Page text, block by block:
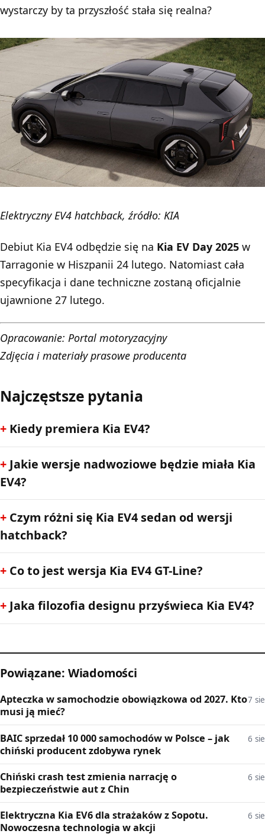
wystarczy by ta przyszłość stała się realna?
Elektryczny EV4 hatchback, źródło: KIA
Debiut Kia EV4 odbędzie się na Kia EV Day 2025 w
Tarragonie w Hiszpanii 24 lutego. Natomiast cała
specyfikacja i dane techniczne zostaną oficjalnie
ujawnione 27 lutego.
Opracowanie: Portal motoryzacyjny
Zdjęcia i materiały prasowe producenta
Najczęstsze pytania
Kiedy premiera Kia EV4?
Jakie wersje nadwoziowe będzie miała Kia
EV4?
Czym różni się Kia EV4 sedan od wersji
hatchback?
Co to jest wersja Kia EV4 GT-Line?
Jaka filozofia designu przyświeca Kia EV4?
Powiązane: Wiadomości
Apteczka w samochodzie obowiązkowa od 2027. Kto
musi ją mieć?
7 sie
BAIC sprzedał 10 000 samochodów w Polsce – jak
chiński producent zdobywa rynek
6 sie
Chiński crash test zmienia narrację o
bezpieczeństwie aut z Chin
6 sie
Elektryczna Kia EV6 dla strażaków z Sopotu.
Nowoczesna technologia w akcji
6 sie